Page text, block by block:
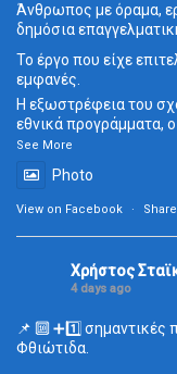
Άνθρωπος με όραμα,
δημόσια
Το έργο που είχε
εμφανές.
Η εξωστρέφεια του
εθνικά προγράμματα,
See More
Photo
View on Facebook · Share
Χρήστος
4 days ago
📌 🔟 ➕1️⃣
Φθιώτιδα.